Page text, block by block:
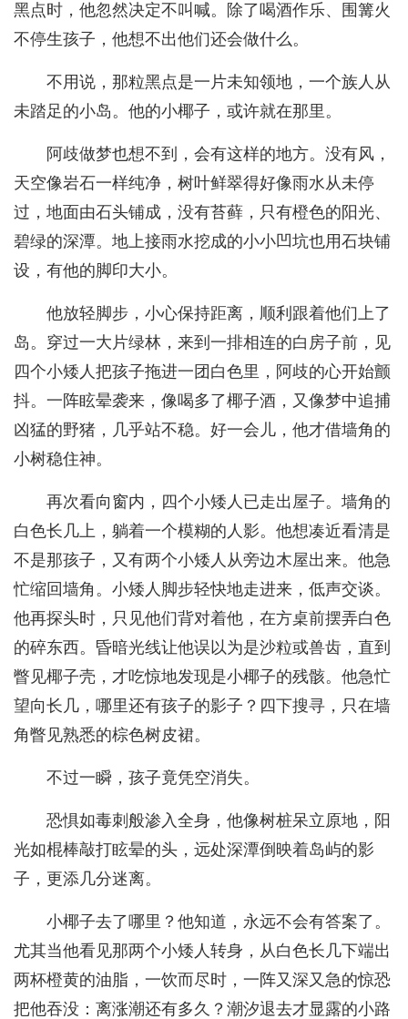
黑点时，他忽然决定不叫喊。除了喝酒作乐、围篝火
不停生孩子，他想不出他们还会做什么。
不用说，那粒黑点是一片未知领地，一个族人从
未踏足的小岛。他的小椰子，或许就在那里。
阿歧做梦也想不到，会有这样的地方。没有风，
天空像岩石一样纯净，树叶鲜翠得好像雨水从未停
过，地面由石头铺成，没有苔藓，只有橙色的阳光、
碧绿的深潭。地上接雨水挖成的小小凹坑也用石块铺
设，有他的脚印大小。
他放轻脚步，小心保持距离，顺利跟着他们上了
岛。穿过一大片绿林，来到一排相连的白房子前，见
四个小矮人把孩子拖进一团白色里，阿歧的心开始颤
抖。一阵眩晕袭来，像喝多了椰子酒，又像梦中追捕
凶猛的野猪，几乎站不稳。好一会儿，他才借墙角的
小树稳住神。
再次看向窗内，四个小矮人已走出屋子。墙角的
白色长几上，躺着一个模糊的人影。他想凑近看清是
不是那孩子，又有两个小矮人从旁边木屋出来。他急
忙缩回墙角。小矮人脚步轻快地走进来，低声交谈。
他再探头时，只见他们背对着他，在方桌前摆弄白色
的碎东西。昏暗光线让他误以为是沙粒或兽齿，直到
瞥见椰子壳，才吃惊地发现是小椰子的残骸。他急忙
望向长几，哪里还有孩子的影子？四下搜寻，只在墙
角瞥见熟悉的棕色树皮裙。
不过一瞬，孩子竟凭空消失。
恐惧如毒刺般渗入全身，他像树桩呆立原地，阳
光如棍棒敲打眩晕的头，远处深潭倒映着岛屿的影
子，更添几分迷离。
小椰子去了哪里？他知道，永远不会有答案了。
尤其当他看见那两个小矮人转身，从白色长几下端出
两杯橙黄的油脂，一饮而尽时，一阵又深又急的惊恐
把他吞没：离涨潮还有多久？潮汐退去才显露的小路